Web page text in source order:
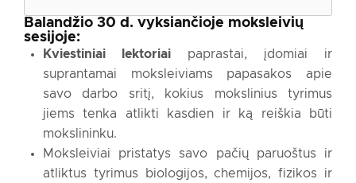
08:00
09:00
Balandžio 30 d. vyksiančioje moksleivių
sesijoje:
Kviestiniai lektoriai paprastai, įdomiai ir
suprantamai moksleiviams papasakos apie
savo darbo sritį, kokius mokslinius tyrimus
jiems tenka atlikti kasdien ir ką reiškia būti
mokslininku.
Moksleiviai pristatys savo pačių paruoštus ir
atliktus tyrimus biologijos, chemijos, fizikos ir